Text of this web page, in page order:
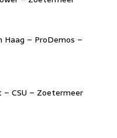
Haag – ProDemos –
CSU – Zoetermeer